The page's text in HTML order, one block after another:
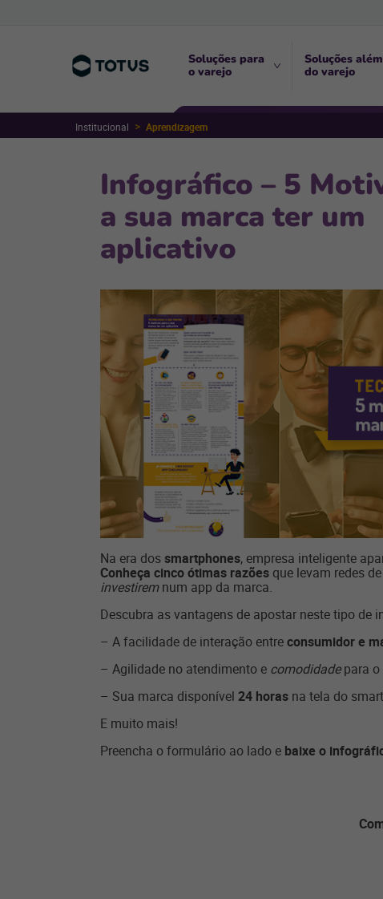
Soluções para
o varejo
Soluções além
do varejo
Institucional Aprendizagem
Infográfico – 5
a sua marca ter um
aplicativo
Na era dossmartphones, empresa inteligente
Conheça cinco ótimas razõesque levam redes
investiremnum app da marca.
Descubra as vantagens de apostar neste tipo de
– A facilidade de interação entreconsumidor e
– Agilidade no atendimento e comodidadepara o
– Sua marca disponível 24 horasna tela do
E muito mais!
Preencha o formulário ao lado e baixe o